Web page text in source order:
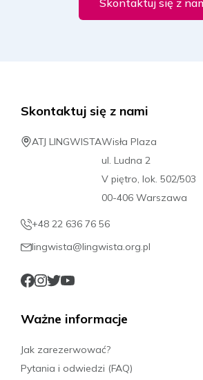
Skontaktuj się z
Skontaktuj się z nami
ATJ LINGWISTAWisła Plaza
ul. Ludna 2
V piętro, lok. 502/503
00-406 Warszawa
+48 22 636 76 56
lingwista@lingwista.org.pl
Ważne informacje
Jak zarezerwować?
Pytania i odwiedzi (FAQ)